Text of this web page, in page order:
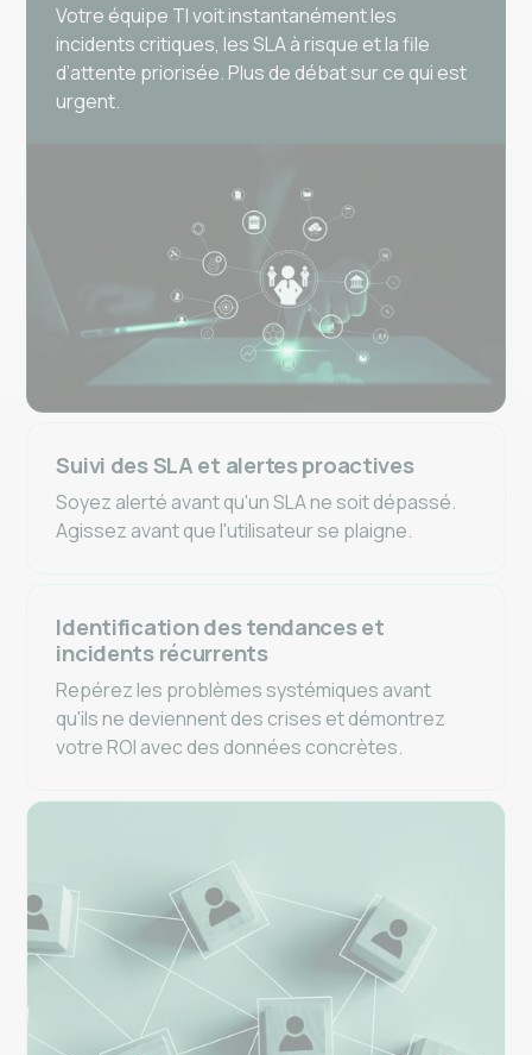
Votre équipe TI voit instantanément les
incidents critiques, les SLA à risque et la file
d’attente priorisée. Plus de débat sur ce qui est
urgent.
Suivi des SLA et alertes proactives
Soyez alerté avant qu'un SLA ne soit dépassé.
Agissez avant que l'utilisateur se plaigne.
Identification des tendances et
incidents récurrents
Repérez les problèmes systémiques avant
qu'ils ne deviennent des crises et démontrez
votre ROI avec des données concrètes.